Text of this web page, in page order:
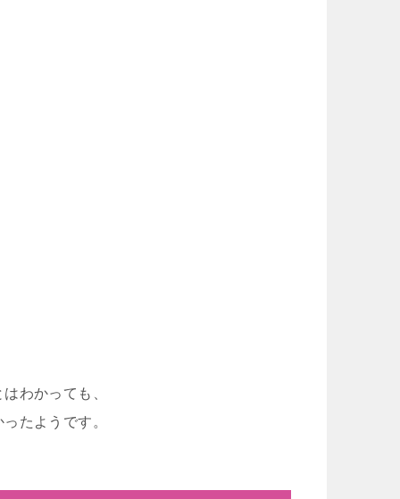
わかっても、
たようです。